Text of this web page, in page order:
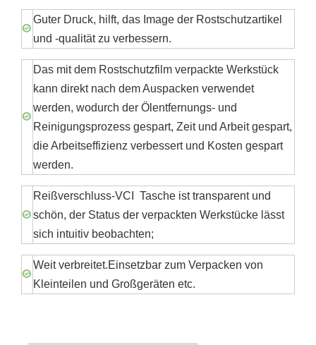
Guter Druck, hilft, das Image der Rostschutzartikel
und -qualität zu verbessern.
Das mit dem Rostschutzfilm verpackte Werkstück
kann direkt nach dem Auspacken verwendet
werden, wodurch der Ölentfernungs- und
Reinigungsprozess gespart, Zeit und Arbeit gespart,
die Arbeitseffizienz verbessert und Kosten gespart
werden.
Reißverschluss-VCI Tasche ist transparent und
schön, der Status der verpackten Werkstücke lässt
sich intuitiv beobachten;
Weit verbreitet.Einsetzbar zum Verpacken von
Kleinteilen und Großgeräten etc.